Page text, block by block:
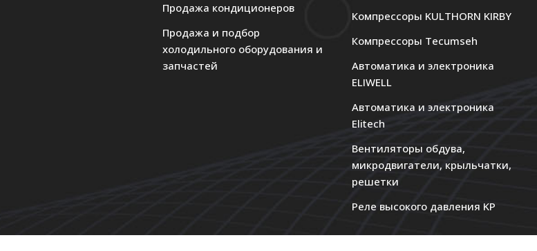
Продажа кондиционеров
Продажа и подбор
холодильного оборудования и
запчастей
Компрессоры KULTHORN KIRBY
Компрессоры Tecumseh
Автоматика и электроника
ELIWELL
Автоматика и электроника
Elitech
Вентиляторы обдува,
микродвигатели, крыльчатки,
решетки
Реле высокого давления KP